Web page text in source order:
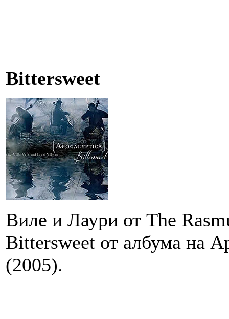
Bittersweet
Виле и Лаури от The
Bittersweet от албума на
(2005).